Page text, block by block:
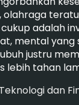
olahraga
adalah
mental
justru
lebih tahan
dan